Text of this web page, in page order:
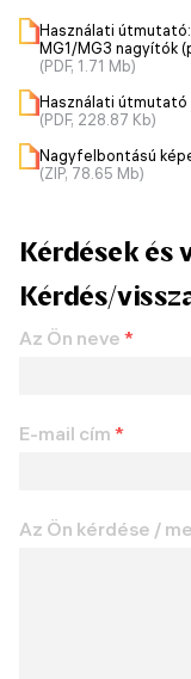
Használati
MG1/MG3 nagyítók
(PDF, 1.71 Mb)
Használati útmutató
(PDF, 228.87 Kb)
Nagyfelbontású
(ZIP, 78.65 Mb)
Kérdések és
Kérdés/
Az Ön neve *
E-mail cím *
Az Ön kérdése /